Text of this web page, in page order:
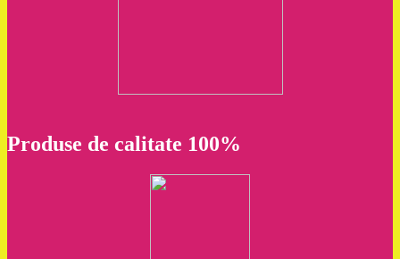
Produse de calitate 100%